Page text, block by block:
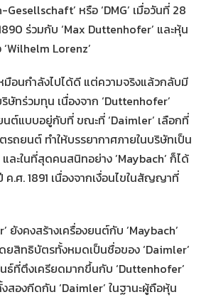
หรือ ‘DMG’ เมื่อวันที่ 28
ร่วมกับ ‘Max Duttenhofer’ และหุ้น
Lorenz’
อนกำลังไปได้ดี แต่ความจริงแล้วกลับมี
ทร่วมทุน เนื่องจาก ‘Duttenhofer’
นต์แบบอยู่กับที่ ขณะที่ ‘Daimler’ เลือกที่
รถยนต์ ทำให้บรรยากาศภายในบริษัทเป็น
ละในที่สุดคนสนิทอย่าง ’Maybach’ ก็ได้
ค.ศ. 1891 เนื่องจากเงื่อนไขในสัญญาที่
ยังคงสร้างเครื่องยนต์กับ ’Maybach’
ยสิทธิบัตรทั้งหมดเป็นชื่อของ ‘Daimler’
ธ์ที่ตึงเครียดมากขึ้นกับ ‘Duttenhofer’
งสองกีดกัน ‘Daimler’ ในฐานะผู้ถือหุ้น